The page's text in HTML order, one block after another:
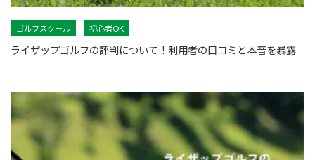
ゴルフスクール 初心者OK
ライザップゴルフの評判について！利用者の口コミと本音を暴露